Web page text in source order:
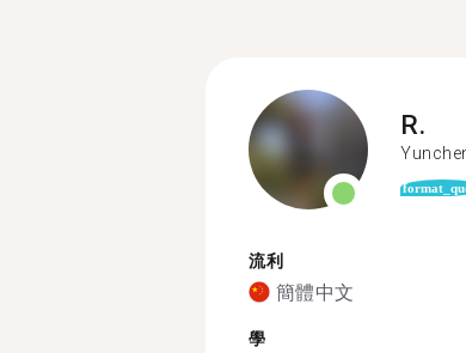
R.
流利
簡體中文
學